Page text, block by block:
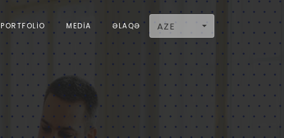
PORTFOLIO MEDIA ƏLAQƏ AZE